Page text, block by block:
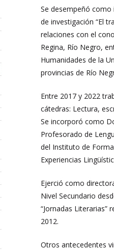
Se desempeñó como
de investigación “El
relaciones con el
Regina, Río Negro,
Humanidades de la
provincias de Río
Entre 2017 y 2022
cátedras: Lectura,
Se incorporó como
Profesorado de
del Instituto de
Experiencias
Ejerció como
Nivel Secundario
“Jornadas
2012.
Otros antecedentes